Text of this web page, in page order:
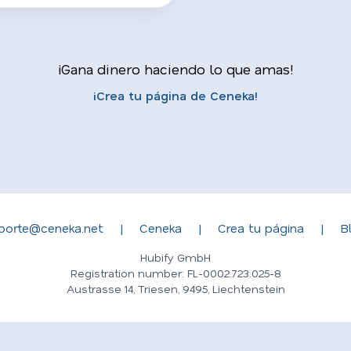
¡Gana dinero haciendo lo que amas!
¡Crea tu página de Ceneka!
| Ceneka | Crea tu página |
Hubify GmbH
Registration number: FL-0002.723.025-8
Austrasse 14, Triesen, 9495, Liechtenstein